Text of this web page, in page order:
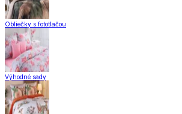
Obliečky s fototlačou
Výhodné sady